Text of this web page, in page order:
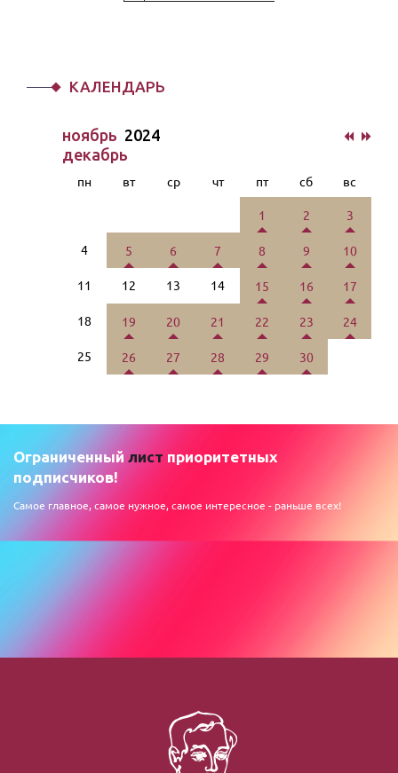
КАЛЕНДАРЬ
ноябрь 2024
декабрь
пн вт ср чт пт сб вс
1 2 3
4 5 6 7 8 9 10
11 12 13 14 15 16 17
18 19 20 21 22 23 24
25 26 27 28 29 30
Ограниченный лист приоритетных
подписчиков!
Самое главное, самое нужное, самое интересное - раньше всех!